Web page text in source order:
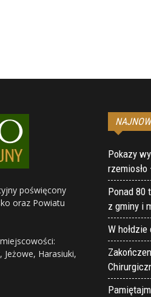
poświęcony
oraz Powiatu
Jeżowe, Harasiuki,
Pokazy
Ponad 80
z gminy i
W